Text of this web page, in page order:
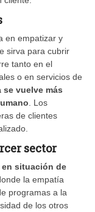
en empatizar y
sirva para cubrir
tanto en el
o en servicios de
se vuelve más
. Los
de clientes
sector
situación de
la empatía
programas a la
de los otros